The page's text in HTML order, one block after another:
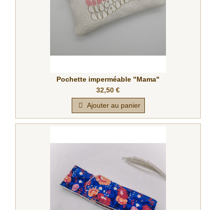
Pochette imperméable "Mama"
32,50 €
Ajouter au panier